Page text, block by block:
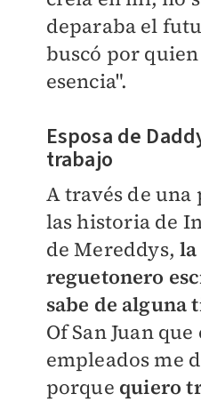
deparaba el
buscó por
esencia".
Esposa de
trabajo
A través de
las historia de
deMereddys,la
reguetonero
sabe de alguna
Of San Juan
empleados me
porque quiero